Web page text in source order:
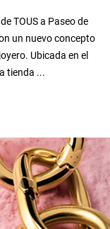
TOUS a Paseo de
un nuevo concepto
Ubicada en el
tienda ...